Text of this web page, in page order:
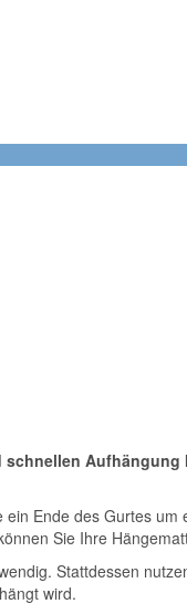
Aufhängung
Ende des Gurtes
Sie Ihre
Stattdessen
wird.